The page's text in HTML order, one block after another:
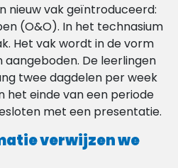
nieuw vak geïntroduceerd:
(O&O). In het technasium
Het vak wordt in de vorm
De leerlingen
twee dagdelen per week
het einde van een periode
met een presentatie.
verwijzen we